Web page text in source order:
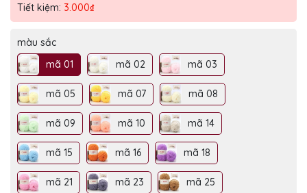
Tiết kiệm: 3.000₫
màu sắc
mã 01
mã 02 mã 03
mã 05 mã 07 mã 08
mã 09 mã 10 mã 14
mã 15 mã 16 mã 18
mã 21 mã 23 mã 25